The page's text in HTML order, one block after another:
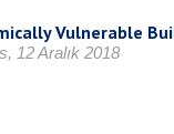
Vulnerable
12 Aralık 2018